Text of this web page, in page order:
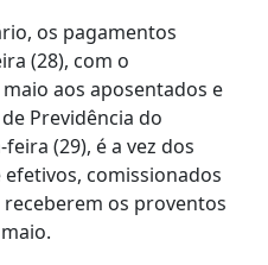
os pagamentos
(28), com o
aos aposentados e
Previdência do
(29), é a vez dos
comissionados
os proventos